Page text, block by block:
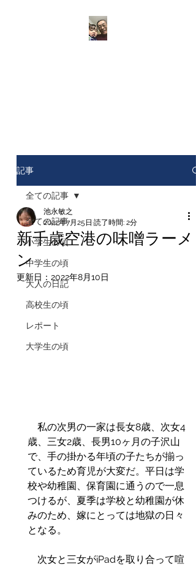
記事
全ての記事
小学生の頃
中学生の頃
大人の日記
高校生の頃
レポート
大学生の頃
全ての記事
新千歳空港の味噌ラーメ
ン
池永敏之
2022年7月25日 読了時間: 2分
更新日： 2022年8月10日
私の次男の一家は長女8歳、次女4
歳、三女2歳、長男10ヶ月の子沢山
で、手の掛かる年頃の子たちが揃っ
ているため育児が大変だ。平日は学
校や幼稚園、保育園に通うので一息
つけるが、夏季は学校と幼稚園が休
みのため、嫁にとっては地獄の日々
となる。
次女と三女がiPadを取り合って喧